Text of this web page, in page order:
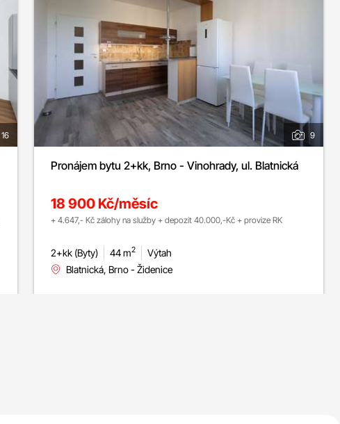
16 9
Pronájem bytu 2+kk, Brno - Vinohrady, ul. Blatnická
18 900 Kč/měsíc
+ 4.647,- Kč zálohy na služby + depozit 40.000,-Kč + provize RK
2+kk (Byty) 44 m2
Výtah
Blatnická, Brno - Židenice